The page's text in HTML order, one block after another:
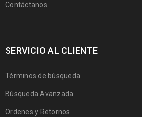
Contáctanos
SERVICIO AL CLIENTE
Términos de búsqueda
Búsqueda Avanzada
Ordenes y Retornos